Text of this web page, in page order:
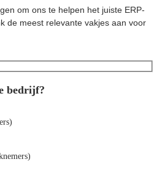
om ons te helpen het juiste ERP-
de meest relevante vakjes aan voor
bedrijf?